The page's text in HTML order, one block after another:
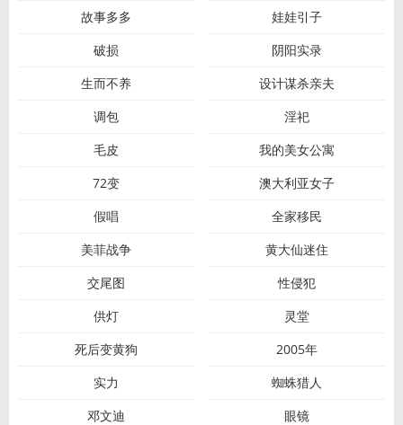
故事多多
娃娃引子
破损
阴阳实录
生而不养
设计谋杀亲夫
调包
淫祀
毛皮
我的美女公寓
72变
澳大利亚女子
假唱
全家移民
美菲战争
黄大仙迷住
交尾图
性侵犯
供灯
灵堂
死后变黄狗
2005年
实力
蜘蛛猎人
邓文迪
眼镜